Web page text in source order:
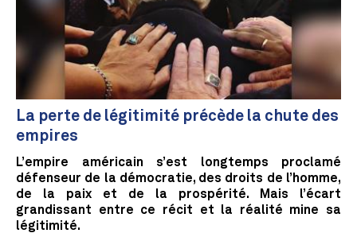
La perte de légitimité précède la chute des
empires
L’empire américain s’est longtemps proclamé
défenseur de la démocratie, des droits de l’homme,
de la paix et de la prospérité. Mais l’écart
grandissant entre ce récit et la réalité mine sa
légitimité.